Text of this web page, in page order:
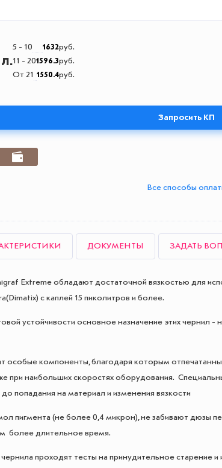
5 - 10 1632руб.
11 - 201596.3руб.
От 21 1550.4руб.
Запросить КП
Все способы
ДОКУМЕНТЫ ЗАДАТЬ
Extreme обладают достаточной вязкостью для
с каплей 15 пиколитров и более.
устойчивости основное назначение этих чернил
компоненты, благодаря которым
при наибольших скоростях оборудования.
попадания на материал и изменения вязкости
пигмента (не более 0,4 микрон), не забивают дюзы
более длительное время.
проходят тесты на принудительное старение